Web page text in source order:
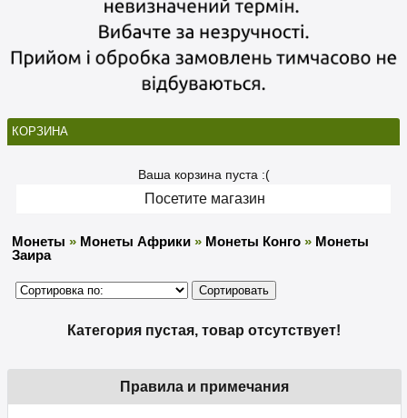
КОРЗИНА
Ваша корзина пуста :(
Посетите магазин
Монеты » Монеты Африки » Монеты Конго » Монеты
Заира
Категория пустая, товар отсутствует!
Правила и примечания